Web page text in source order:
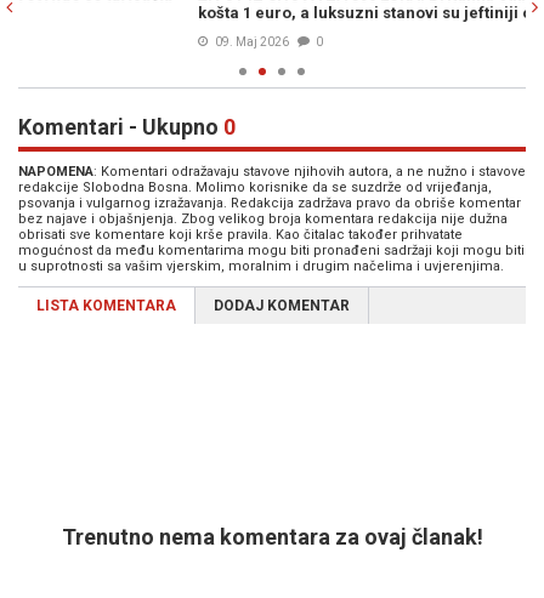
košta 1 euro, a luksuzni stanovi su jeftiniji od sobica u Evropi
Komentari - Ukupno 0
NAPOMENA: Komentari odražavaju stavove njihovih autora, a ne nužno i stavove
redakcije Slobodna Bosna. Molimo korisnike da se suzdrže od vrijeđanja,
psovanja i vulgarnog izražavanja. Redakcija zadržava pravo da obriše komentar
bez najave i objašnjenja. Zbog velikog broja komentara redakcija nije dužna
obrisati sve komentare koji krše pravila. Kao čitalac također prihvatate
mogućnost da među komentarima mogu biti pronađeni sadržaji koji mogu biti
u suprotnosti sa vašim vjerskim, moralnim i drugim načelima i uvjerenjima.
LISTA KOMENTARA DODAJ KOMENTAR
Trenutno nema komentara za ovaj članak!